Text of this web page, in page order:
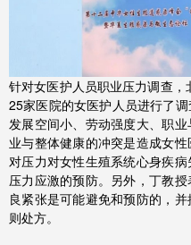
针对女医护人员职业压力调查
25家医院的女医护人员进行了
发展空间小、劳动强度大、职
业与整体健康的冲突是造成女
对压力对女性生殖系统心身疾
压力应激的预防。另外，丁教
良紧张是可能避免和预防的，
则处方。